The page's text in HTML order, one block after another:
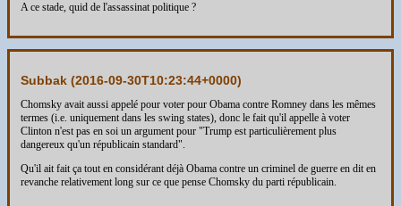
A ce stade, quid de l'assassinat politique ?
Subbak (2016-09-30T10:23:44+0000)
Chomsky avait aussi appelé pour voter pour Obama contre Romney dans les mêmes
termes (i.e. uniquement dans les swing states), donc le fait qu'il appelle à voter
Clinton n'est pas en soi un argument pour "Trump est particulièrement plus
dangereux qu'un républicain standard".
Qu'il ait fait ça tout en considérant déjà Obama contre un criminel de guerre en dit en
revanche relativement long sur ce que pense Chomsky du parti républicain.